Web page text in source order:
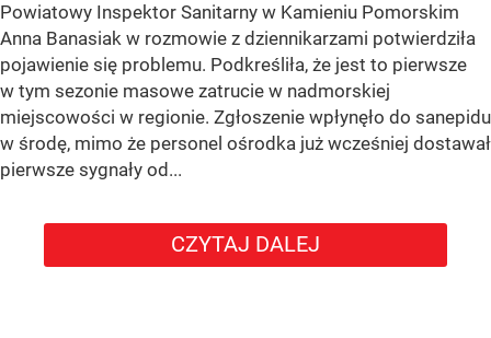
Powiatowy Inspektor Sanitarny w Kamieniu Pomorskim
Anna Banasiak w rozmowie z dziennikarzami potwierdziła
pojawienie się problemu. Podkreśliła, że jest to pierwsze
w tym sezonie masowe zatrucie w nadmorskiej
miejscowości w regionie. Zgłoszenie wpłynęło do sanepidu
w środę, mimo że personel ośrodka już wcześniej dostawał
pierwsze sygnały od...
CZYTAJ DALEJ